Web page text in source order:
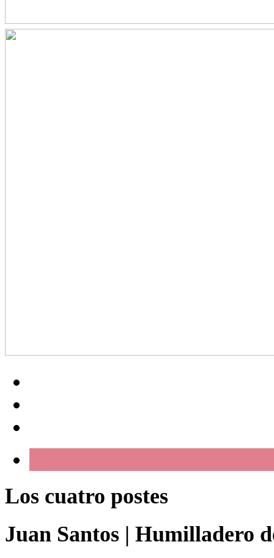
Los cuatro postes
Juan Santos | Humilladero